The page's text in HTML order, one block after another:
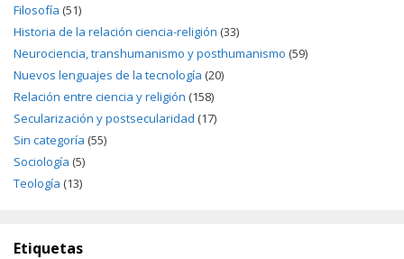
Filosofía (51)
Historia de la relación ciencia-religión (33)
Neurociencia, transhumanismo y posthumanismo (59)
Nuevos lenguajes de la tecnología (20)
Relación entre ciencia y religión (158)
Secularización y postsecularidad (17)
Sin categoría (55)
Sociología (5)
Teología (13)
Etiquetas